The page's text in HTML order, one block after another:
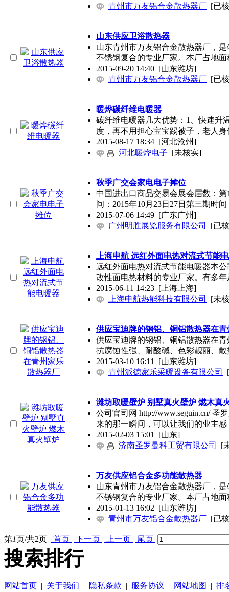
青州市万友铝合金散热器厂 [已
山东供应卫浴散热器
山东青州市万友铝合金散热器厂，
不锈钢复合的专业厂家。本厂占地面
2015-09-20 14:40 [山东潍坊]
青州市万友铝合金散热器厂 [已
暖烨碳纤维电暖器
碳纤维电暖器几大优势：1、快速升
度，再不用担心宝宝踢被子，老人身
2015-08-17 18:34 [河北沧州]
河北暖烨电子 [未核实]
秋季广交会家电电子摊位
中国进出口商品交易会展会届数：
间：2015年10月23日27日第三期时间
2015-07-06 14:49 [广东广州]
广州明胜展览服务有限公司
[已
上海申航 远红外面电热对流式节能
远红外面电热对流式节能电暖器本
改性面电热材料的专业厂家。有多年
2015-06-11 14:23 [上海上海]
上海申航热能科技有限公司
[未
供应宝迪牌的钢铝、铜铝散热器在
供应宝迪牌的钢铝、铜铝散热器在
抗腐蚀性强、耐酸碱、色彩靓丽、散
2015-03-10 16:11 [山东潍坊]
青州派德家乐采暖设备有限公司
潍坊取暖壁炉 别墅真火壁炉 燃木真
公司官司网 http://www.seguin.cn/ 圣
来的那一瞬间，可以让我们的业主感
2015-02-03 15:01 [山东]
济南圣罗曼科工贸有限公司
[
万友供应铝合金多功能散热器
山东青州市万友铝合金散热器厂，
不锈钢复合的专业厂家。本厂占地面
2015-01-13 16:02 [山东潍坊]
青州市万友铝合金散热器厂 [已
第1页/共2页 首页 下一页 上一页 尾页
搜索排行
网站首页 | 关于我们 | 隐私条款 | 服务协议 | 网站地图 | 排